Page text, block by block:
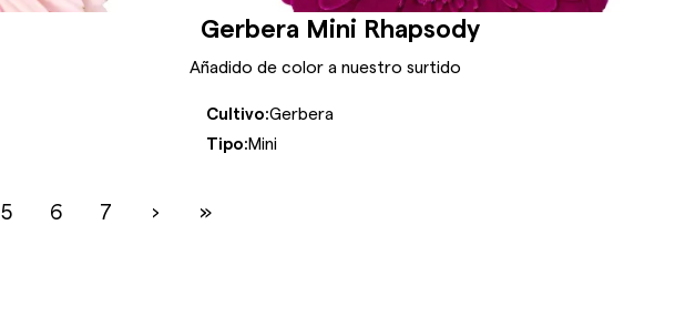
Gerbera Mini Rhapsody
Añadido de color a nuestro surtido
Cultivo:Gerbera
Tipo:Mini
5 6 7 › »